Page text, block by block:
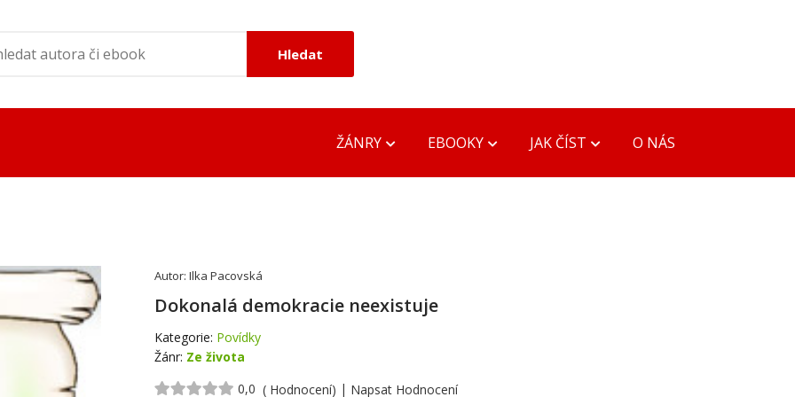
Hledat
ŽÁNRY EBOOKY JAK ČÍST
MOBI Reader Online
O NÁS
Autor: Ilka Pacovská
Dokonalá demokracie neexistuje
Kategorie: Povídky
Žánr: Ze života
0,0 ( Hodnocení) | Napsat Hodnocení